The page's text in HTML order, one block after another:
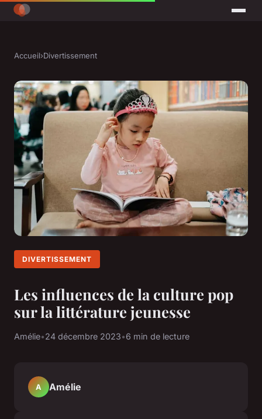
Accueil›Divertissement
DIVERTISSEMENT
Les influences de la culture pop
sur la littérature jeunesse
Amélie•24 décembre 2023•6 min de lecture
A Amélie